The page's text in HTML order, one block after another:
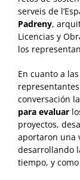
serveis de
Padreny,
Licencias y
los
En cuanto a
conversación
para evaluar
proyectos,
aportaron una
desarrollando
tiempo, y